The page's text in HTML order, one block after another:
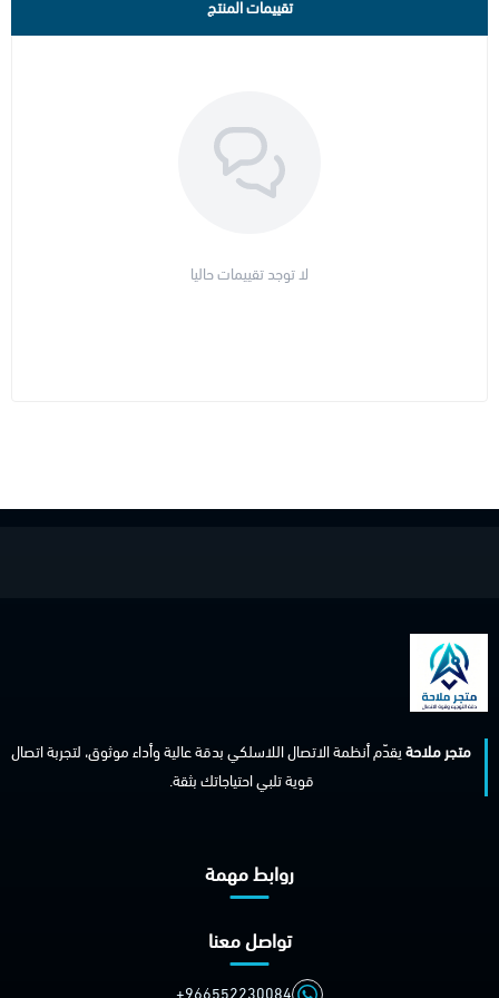
تقييمات المنتج
لا توجد تقييمات حاليا
متجر ملاحةيقدّم أنظمة الاتصال اللاسلكي بدقة عالية وأداء موثوق، لتجربة اتصال
قوية تلبي احتياجاتك بثقة.
روابط مهمة
تواصل معنا